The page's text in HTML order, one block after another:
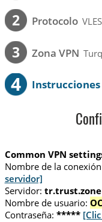
2 Protocolo
3 Zona VPN
4 Instrucciones
Common VPN
Nombre de la conexión
servidor]
Servidor: tr.trust.zone
Nombre de usuario:
Contraseña: *****